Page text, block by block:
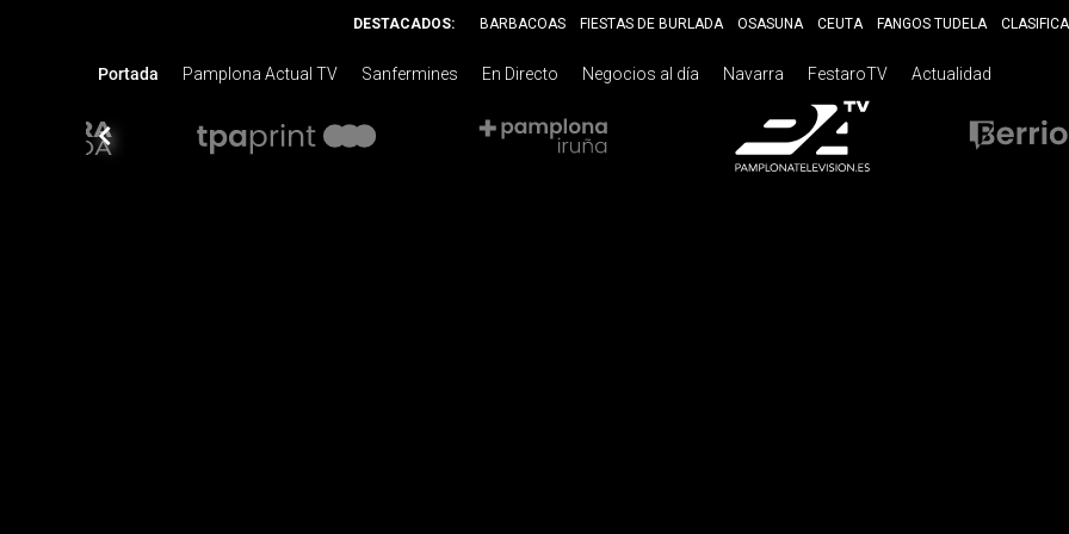
DESTACADOS: BARBACOAS FIESTAS DE BURLADA OSASUNA CEUTA FANGOS TUDELA
Portada Pamplona Actual TV Sanfermines En Directo Negocios al día Navarra FestaroTV Actualidad
chevron_left